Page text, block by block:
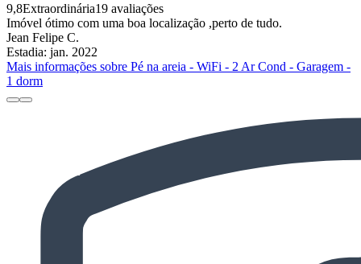
9,8Extraordinária19 avaliações
Imóvel ótimo com uma boa localização ,perto de tudo.
Jean Felipe C.
Estadia: jan. 2022
Mais informações sobre Pé na areia - WiFi - 2 Ar Cond - Garagem -
1 dorm